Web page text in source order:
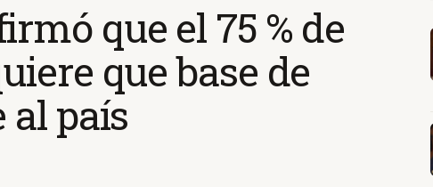
que el 75 % de
que base de
al país